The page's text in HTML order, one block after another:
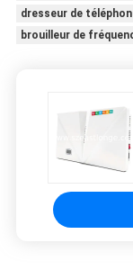
dresseur de
brouilleur de